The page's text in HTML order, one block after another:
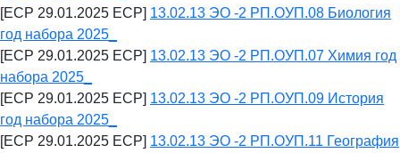
[ECP 29.01.2025 ECP] 13.02.13 ЭО -2 РП.ОУП.08 Биология
год набора 2025_
[ECP 29.01.2025 ECP] 13.02.13 ЭО -2 РП.ОУП.07 Химия год
набора 2025_
[ECP 29.01.2025 ECP] 13.02.13 ЭО -2 РП.ОУП.09 История
год набора 2025_
[ECP 29.01.2025 ECP] 13.02.13 ЭО -2 РП.ОУП.11 География